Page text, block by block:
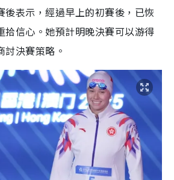
後表示，經過早上的初賽後，已恢
拾信心。她預計明晚決賽可以游得
討決賽策略。